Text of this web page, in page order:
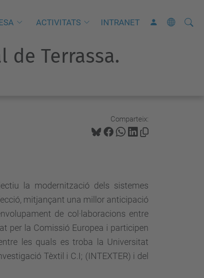
ACTIVITATS INTRANET Cerca
C
de Terrassa.
Comparteix:
la modernització dels sistemes
mitjançant una millor anticipació
de col·laboracions entre
per la Comissió Europea i participen
les quals es troba la Universitat
Tèxtil i C.I; (INTEXTER) i del